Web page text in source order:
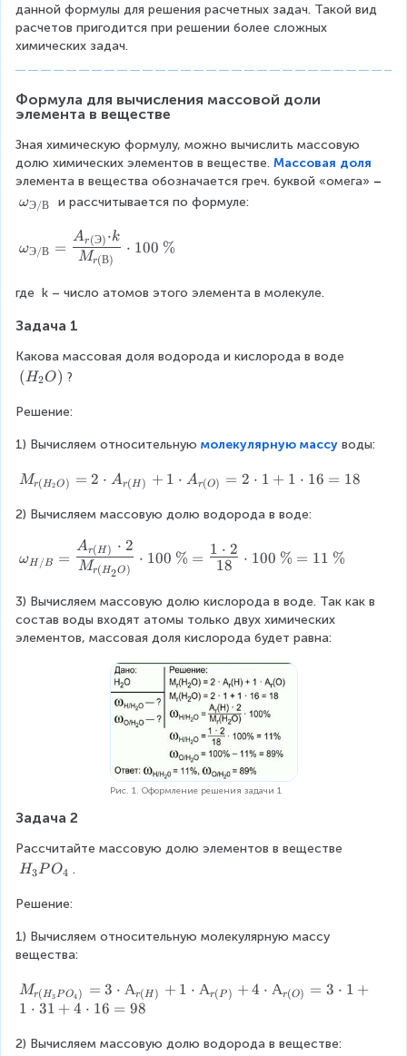
данной формулы для решения расчетных задач. Такой вид
расчетов пригодится при решении более сложных
химических задач.
Формула для вычисления массовой доли
элемента в веществе
Зная химическую формулу, можно вычислить массовую
долю химических элементов в веществе. Массовая доля
элемента в вещества обозначается греч. буквой «омега» –
ω
Э
В
ωЭ/В и рассчитывается по формуле:
_
Э
В
}
=
{
L
ar
e
ra
A
{r
(
Э
_
(
В
}
}
\
c
d
ot
1
0
ωЭ/В = Mr(В)
Ar(Э) ⋅k
⋅ 100 %
где k – число атомов этого элемента в молекуле.
Задача 1
Какова массовая доля водорода и кислорода в воде
(
_
O
(H2O) ?
Решение:
1) Вычисляем относительную молекулярную массу воды:
M
{r
H
_
O
)}
=
H
)}
+
1
\
d
ot
_
{r
O
Mr(H2O) = 2 ⋅ Ar(H ) + 1 ⋅ Ar(O) = 2 ⋅ 1 + 1 ⋅ 16 = 18
2) Вычисляем массовую долю водорода в воде:
_
H
/
B
ra
c
{
A
{r
(
H
\
\
d
ωH/B = Mr(H2O)
Ar(H ) ⋅ 2
⋅ 100 % = 18
1 ⋅ 2 ⋅ 100 % = 11 %
3) Вычисляем массовую долю кислорода в воде. Так как в
состав воды входят атомы только двух химических
элементов, массовая доля кислорода будет равна:
Рис. 1. Оформление решения задачи 1
Задача 2
Рассчитайте массовую долю элементов в веществе
H
3
O
_
H3PO4 .
Решение:
1) Вычисляем относительную молекулярную массу
вещества:
M
_
(
Mr(H3PO4 ) = 3 ⋅ Аr(H ) + 1 ⋅ Аr(P ) + 4 ⋅ Аr(O) = 3 ⋅ 1 +
1 ⋅ 31 + 4 ⋅ 16 = 98
2) Вычисляем массовую долю водорода в веществе: